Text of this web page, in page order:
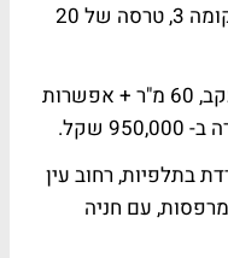
אפשרות להרחבה של עוד 34 מ"ר, קומה 3, טרסה של 20
דירת 3 חדרים ברמות, רחוב סולם יעקב, 60 מ"ר + אפשרות
2 חדרים נפרדת בתלפיות, רחוב עין
גדי, 79 מ"ר, קומה 2 ללא מעלית, 3 מרפסות, עם חניה